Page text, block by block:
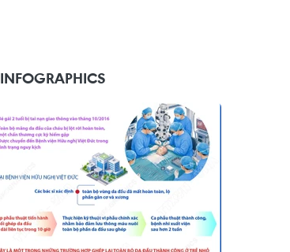
INFOGRAPHICS